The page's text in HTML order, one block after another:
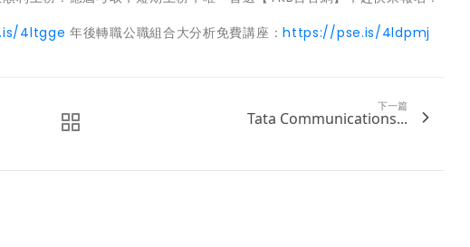
4ltgge 年後轉職公職組合大分析免費講座：https://pse.is/4ldpmj
下一篇
Tata Communications...